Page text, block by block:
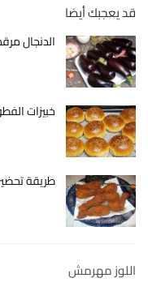
قد يعجبك أيضا
الدنجال
خبيزات
طريقة
اللوز مهرمش